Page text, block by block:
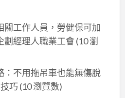
關工作人員，勞健保可加
劃經理人職業工會 (10 瀏
：不用拖吊車也能無傷脫
巧(10 瀏覽數)